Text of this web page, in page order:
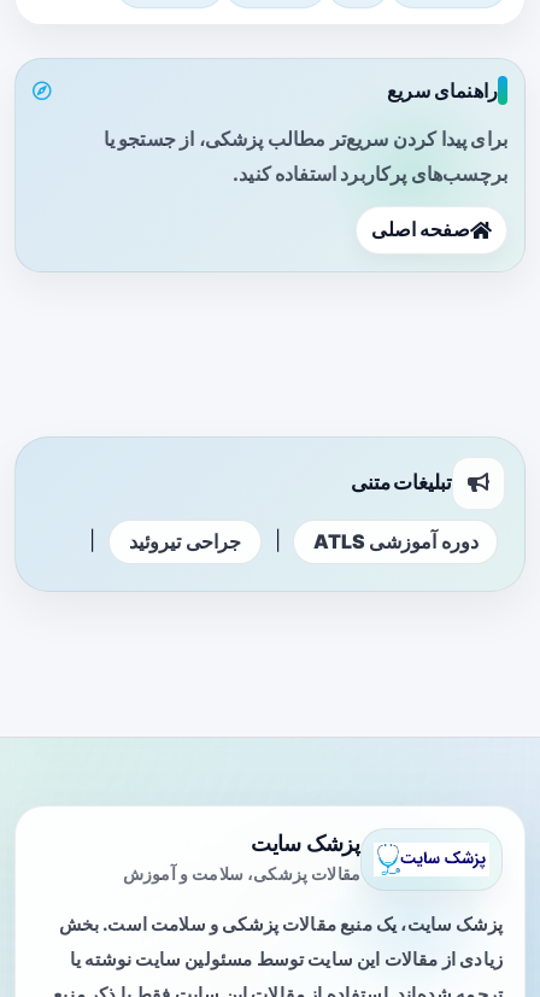
راهنمای سریع
برای پیدا کردن سریع‌تر مطالب پزشکی، از جستجو یا
برچسب‌های پرکاربرد استفاده کنید.
صفحه اصلی
تبلیغات متنی
دوره آموزشی ATLS جراحی تیروئید
پزشک سایت
مقالات پزشکی، سلامت و آموزش
پزشک سایت، یک منبع مقالات پزشکی و سلامت است. بخش
زیادی از مقالات این سایت توسط مسئولین سایت نوشته یا